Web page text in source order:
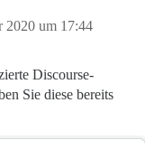
2020 um 17:44
Discourse-
Sie diese bereits